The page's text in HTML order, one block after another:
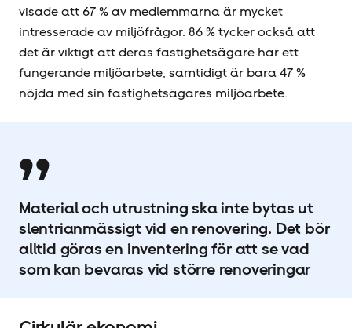
visade att 67 % av medlemmarna är mycket
intresserade av miljöfrågor. 86 % tycker också att
det är viktigt att deras fastighetsägare har ett
fungerande miljöarbete, samtidigt är bara 47 %
nöjda med sin fastighetsägares miljöarbete.
Material och utrustning ska inte bytas ut
slentrianmässigt vid en renovering. Det bör
alltid göras en inventering för att se vad
som kan bevaras vid större renoveringar